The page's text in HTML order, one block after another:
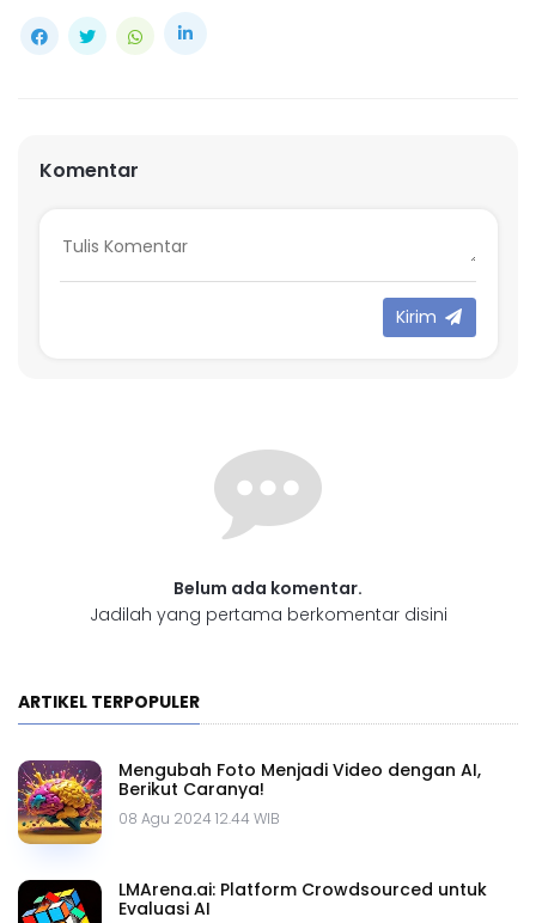
Komentar
Kirim
Belum ada komentar.
Jadilah yang pertama berkomentar disini
ARTIKEL TERPOPULER
Mengubah Foto Menjadi Video dengan AI,
Berikut Caranya!
08 Agu 2024 12.44 WIB
LMArena.ai: Platform Crowdsourced untuk
Evaluasi AI